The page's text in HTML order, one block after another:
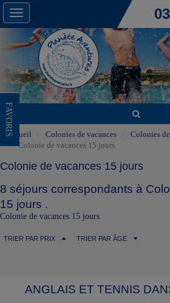
Toggle
navigation
FAVORIS
Accueil Colonies de vacances
Colonies
Colonie de vacances 15 jours
Colonie de vacances 15 jours
8 séjours correspondants à
15 jours .
Colonie de vacances 15 jours
TRIER PAR PRIX TRIER PAR ÂGE
ANGLAIS ET TENNIS